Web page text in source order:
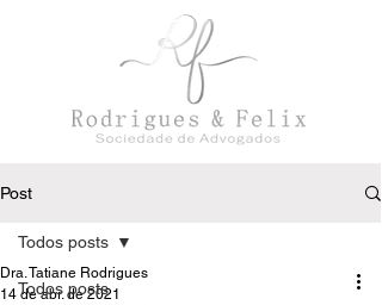
Post
Todos posts
Todos posts
Dra. Tatiane Rodrigues
14 de abr. de 2021